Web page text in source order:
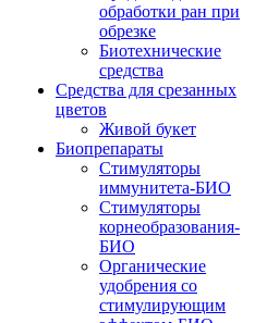
обработки ран при
обрезке
Биотехнические
средства
Средства для срезанных
цветов
Живой букет
Биопрепараты
Стимуляторы
иммунитета-БИО
Стимуляторы
корнеобразования-
БИО
Органические
удобрения со
стимулирующим